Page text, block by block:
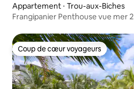
Appartement ⋅ Trou-aux-Biches
Frangipanier Penthouse vue mer
Coup de cœur voyageurs
Coup de cœur voyageurs